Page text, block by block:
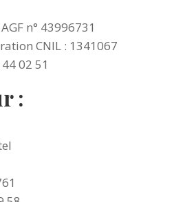
n° 43996731
CNIL : 1341067
02 51
: